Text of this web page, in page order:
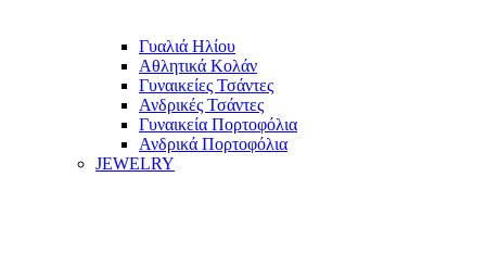
Γυαλιά Ηλίου
Αθλητικά Κολάν
Γυναικείες Τσάντες
Ανδρικές Τσάντες
Γυναικεία Πορτοφόλια
Ανδρικά Πορτοφόλια
JEWELRY